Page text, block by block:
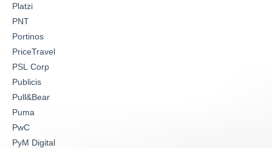
Platzi
PNT
Portinos
PriceTravel
PSL Corp
Publicis
Pull&Bear
Puma
PwC
PyM Digital